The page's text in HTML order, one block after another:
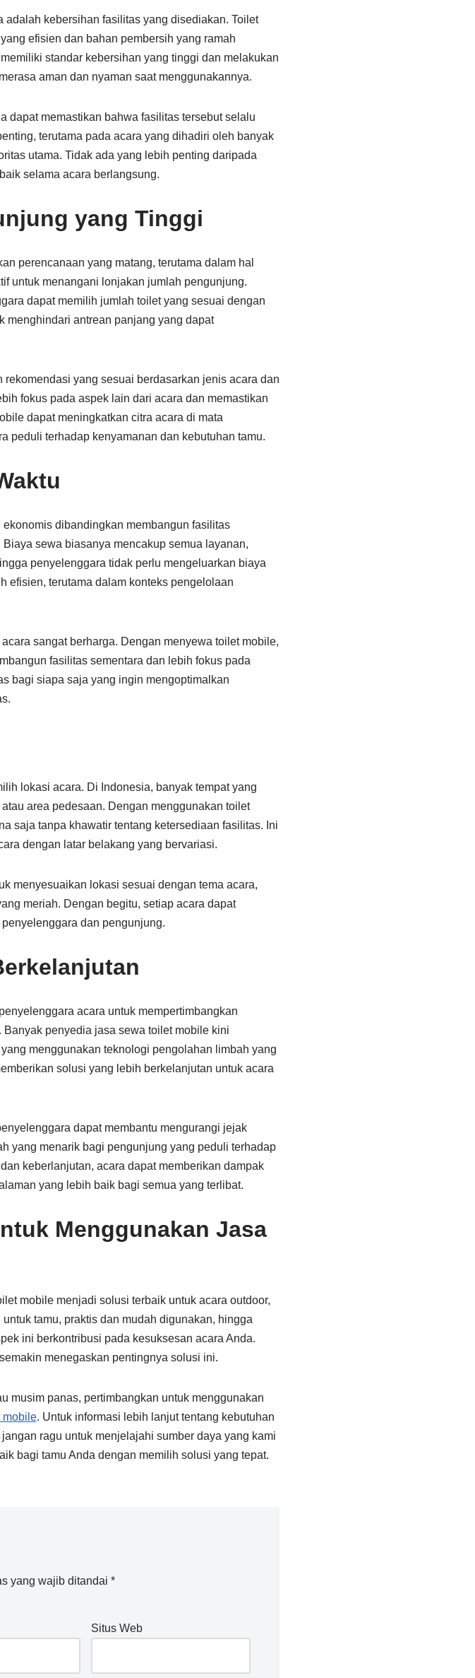
kebersihan fasilitas yang disediakan. Toilet
efisien dan bahan pembersih yang ramah
standar kebersihan yang tinggi dan melakukan
aman dan nyaman saat menggunakannya.
dapat memastikan bahwa fasilitas tersebut selalu
terutama pada acara yang dihadiri oleh banyak
utama. Tidak ada yang lebih penting daripada
selama acara berlangsung.
yang Tinggi
perencanaan yang matang, terutama dalam hal
untuk menangani lonjakan jumlah pengunjung.
dapat memilih jumlah toilet yang sesuai dengan
menghindari antrean panjang yang dapat
yang sesuai berdasarkan jenis acara dan
fokus pada aspek lain dari acara dan memastikan
dapat meningkatkan citra acara di mata
peduli terhadap kenyamanan dan kebutuhan tamu.
dibandingkan membangun fasilitas
sewa biasanya mencakup semua layanan,
penyelenggara tidak perlu mengeluarkan biaya
efisien, terutama dalam konteks pengelolaan
sangat berharga. Dengan menyewa toilet mobile,
fasilitas sementara dan lebih fokus pada
bagi siapa saja yang ingin mengoptimalkan
lokasi acara. Di Indonesia, banyak tempat yang
area pedesaan. Dengan menggunakan toilet
saja tanpa khawatir tentang ketersediaan fasilitas. Ini
dengan latar belakang yang bervariasi.
menyesuaikan lokasi sesuai dengan tema acara,
meriah. Dengan begitu, setiap acara dapat
dan pengunjung.
acara untuk mempertimbangkan
penyedia jasa sewa toilet mobile kini
menggunakan teknologi pengolahan limbah yang
solusi yang lebih berkelanjutan untuk acara
dapat membantu mengurangi jejak
yang menarik bagi pengunjung yang peduli terhadap
keberlanjutan, acara dapat memberikan dampak
yang lebih baik bagi semua yang terlibat.
Menggunakan Jasa
mobile menjadi solusi terbaik untuk acara outdoor,
tamu, praktis dan mudah digunakan, hingga
ini berkontribusi pada kesuksesan acara Anda.
menegaskan pentingnya solusi ini.
musim panas, pertimbangkan untuk menggunakan
mobile. Untuk informasi lebih lanjut tentang kebutuhan
jangan ragu untuk menjelajahi sumber daya yang kami
bagi tamu Anda dengan memilih solusi yang tepat.
yang wajib ditandai *
Situs Web